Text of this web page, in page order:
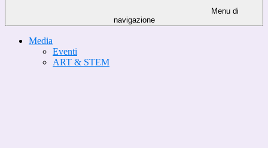
Menu di
navigazione
Media
Eventi
ART & STEM